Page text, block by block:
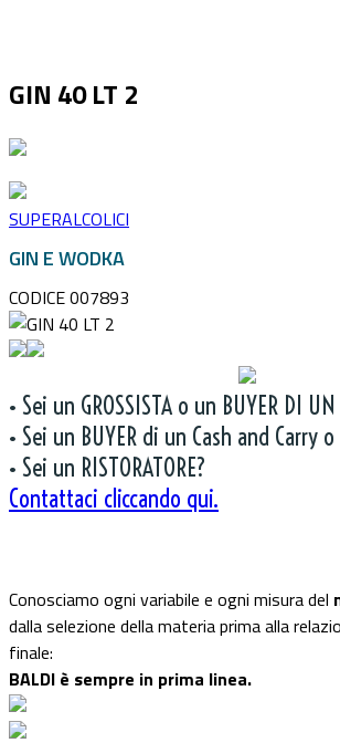
GIN 40 LT 2
SUPERALCOLICI
GIN E WODKA
CODICE 007893
• Sei un GROSSISTA o un BUYER DI
• Sei un BUYER di un Cash and Carry o
• Sei un RISTORATORE?
Contattaci cliccando qui.
Conosciamo ogni variabile e ogni misura del
dalla selezione della materia prima alla
finale:
BALDI è sempre in prima linea.